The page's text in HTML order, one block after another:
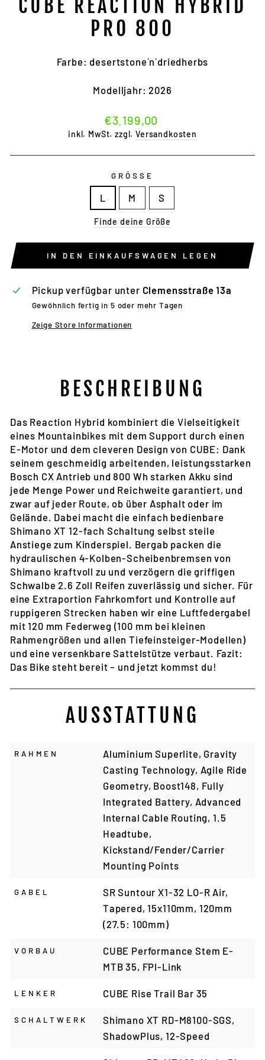
CUBE REACTION HYBRID
PRO 800
Farbe: desertstone´n´driedherbs
Modelljahr: 2026
Normaler
Preis
€3.199,00
inkl. MwSt. zzgl.Versandkosten
GRÖSSE
L M S
Finde deine Größe
IN DEN EINKAUFSWAGEN LEGEN
Pickup verfügbar unter Clemensstraße 13a
Gewöhnlich fertig in 5 oder mehr Tagen
Zeige Store Informationen
BESCHREIBUNG
Das Reaction Hybrid kombiniert die Vielseitigkeit
eines Mountainbikes mit dem Support durch einen
E-Motor und dem cleveren Design von CUBE: Dank
seinem geschmeidig arbeitenden, leistungsstarken
Bosch CX Antrieb und 800 Wh starken Akku sind
jede Menge Power und Reichweite garantiert, und
zwar auf jeder Route, ob über Asphalt oder im
Gelände. Dabei macht die einfach bedienbare
Shimano XT 12-fach Schaltung selbst steile
Anstiege zum Kinderspiel. Bergab packen die
hydraulischen 4-Kolben-Scheibenbremsen von
Shimano kraftvoll zu und verzögern die griffigen
Schwalbe 2.6 Zoll Reifen zuverlässig und sicher. Für
eine Extraportion Fahrkomfort und Kontrolle auf
ruppigeren Strecken haben wir eine Luftfedergabel
mit 120 mm Federweg (100 mm bei kleinen
Rahmengrößen und allen Tiefeinsteiger-Modellen)
und eine versenkbare Sattelstütze verbaut. Fazit:
Das Bike steht bereit – und jetzt kommst du!
AUSSTATTUNG
RAHMEN
Aluminium Superlite, Gravity
Casting Technology, Agile Ride
Geometry, Boost148, Fully
Integrated Battery, Advanced
Internal Cable Routing, 1.5
Headtube,
Kickstand/Fender/Carrier
Mounting Points
GABEL
SR Suntour X1-32 LO-R Air,
Tapered, 15x110mm, 120mm
(27.5: 100mm)
VORBAU
CUBE Performance Stem E-
MTB 35, FPI-Link
LENKER CUBE Rise Trail Bar 35
SCHALTWERK
Shimano XT RD-M8100-SGS,
ShadowPlus, 12-Speed